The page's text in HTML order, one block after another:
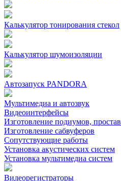
Калькулятор тонирования стекол
Калькулятор шумоизоляции
Автозапуск PANDORA
Мультимедиа и автозвук
Видеоинтерфейсы
Изготовление подиумов,
Изготовление сабвуферов
Сопутствующие работы
Установка акустических систем
Установка мультимедиа систем
Видеорегистраторы